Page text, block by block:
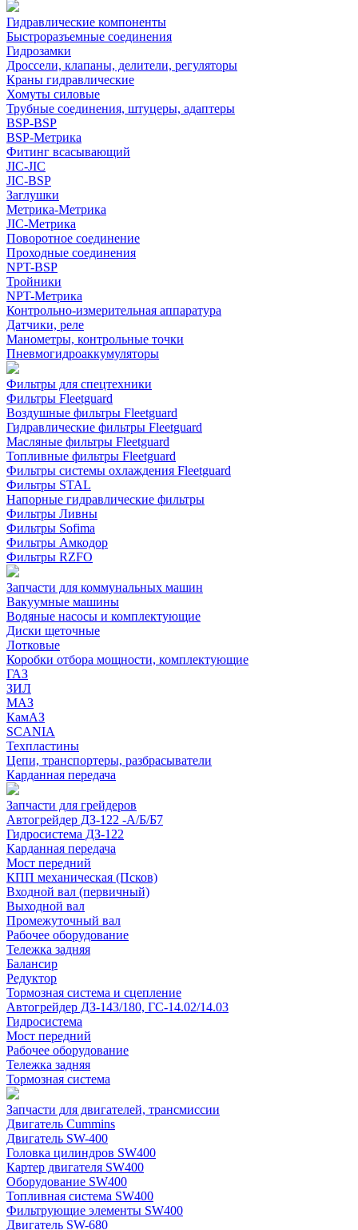
Гидравлические компоненты
Быстроразъемные соединения
Гидрозамки
Дроссели, клапаны, делители, регуляторы
Краны гидравлические
Хомуты силовые
Трубные соединения, штуцеры, адаптеры
BSP-BSP
BSP-Метрика
Фитинг всасывающий
JIC-JIC
JIC-BSP
Заглушки
Метрика-Метрика
JIC-Метрика
Поворотное соединение
Проходные соединения
NPT-BSP
Тройники
NPT-Метрика
Контрольно-измерительная аппаратура
Датчики, реле
Манометры, контрольные точки
Пневмогидроаккумуляторы
Фильтры для спецтехники
Фильтры Fleetguard
Воздушные фильтры Fleetguard
Гидравлические фильтры Fleetguard
Масляные фильтры Fleetguard
Топливные фильтры Fleetguard
Фильтры системы охлаждения Fleetguard
Фильтры STAL
Напорные гидравлические фильтры
Фильтры Ливны
Фильтры Sofima
Фильтры Амкодор
Фильтры RZFO
Запчасти для коммунальных машин
Вакуумные машины
Водяные насосы и комплектующие
Диски щеточные
Лотковые
Коробки отбора мощности, комплектующие
ГАЗ
ЗИЛ
МАЗ
КамАЗ
SCANIA
Техпластины
Цепи, транспортеры, разбрасыватели
Карданная передача
Запчасти для грейдеров
Автогрейдер ДЗ-122 -А/Б/Б7
Гидросистема ДЗ-122
Карданная передача
Мост передний
КПП механическая (Псков)
Входной вал (первичный)
Выходной вал
Промежуточный вал
Рабочее оборудование
Тележка задняя
Балансир
Редуктор
Тормозная система и сцепление
Автогрейдер ДЗ-143/180, ГС-14.02/14.03
Гидросистема
Мост передний
Рабочее оборудование
Тележка задняя
Тормозная система
Запчасти для двигателей, трансмиссии
Двигатель Cummins
Двигатель SW-400
Головка цилиндров SW400
Картер двигателя SW400
Оборудование SW400
Топливная система SW400
Фильтрующие элементы SW400
Двигатель SW-680